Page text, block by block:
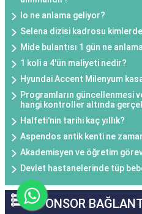
Io ne anlama geliyor?
Selena dizisi kadrosu
Mide bulantısı 1 gün ne
1 koli a 4'ün maliyeti nedir?
Hyundai Accent Milenyum
Programların güncellenmesi
hangi kontroller altında
Halfeti'nin tarihi kaç yıllık?
Aspendos antik kenti ne
Akademisyen ve öğretim
Devlet hastanelerinde tüp
SPONSOR